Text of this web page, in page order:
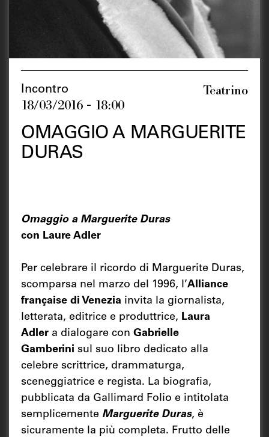
Incontro
18/03/2016 - 18:00
Teatrino
OMAGGIO A MARGUERITE
DURAS
Omaggio a Marguerite Duras
con Laure Adler
Per celebrare il ricordo di Marguerite Duras,
scomparsa nel marzo del 1996, l’Alliance
française di Venezia invita la giornalista,
letterata, editrice e produttrice, Laura
Adler a dialogare con Gabrielle
Gamberini sul suo libro dedicato alla
celebre scrittrice, drammaturga,
sceneggiatrice e regista. La biografia,
pubblicata da Gallimard Folio e intitolata
semplicemente Marguerite Duras, è
sicuramente la più completa. Frutto delle